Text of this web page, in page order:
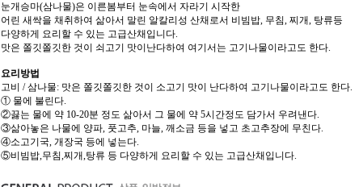
눈개승마(삼나물)은 이른봄부터 눈속에서 자라기 시작한
어린 새싹을 채취하여 삶아서 말린 알칼리성 산채로서 비빔밥, 무침, 찌개, 탕류등
다양하게 요리할 수 있는 고급산채입니다.
맛은 쫄깃쫄깃한 것이 쇠고기 맛이난다하여 여기서는 고기나물이라고도 한다.
요리방법
고비 / 삼나물: 맛은 쫄깃쫄깃한 것이 소고기 맛이 난다하여 고기나물이라고도 한다.
① 물에 불린다.
②끓는 물에 약 10-20분 정도 삶아서 그 물에 약 5시간정도 담가서 우려낸다.
③삶아놓은 나물에 양파, 풋고추, 마늘, 깨소금 등을 넣고 초고추장에 무친다.
④소고기국, 개장국 등에 넣는다.
⑤비빔밥,무침,찌개,탕류 등 다양하게 요리할 수 있는 고급산채입니다.